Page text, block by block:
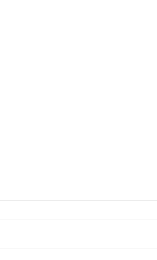
Maio 31, 2022 Pensando em ti,
Eu...